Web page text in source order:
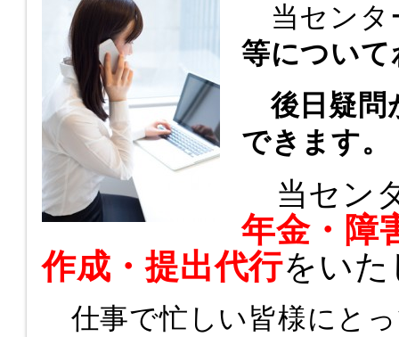
当センタ
等につい
後日疑問
できます。
当セン
年金・障
作成・提出代行をい
仕事で忙しい皆様にと